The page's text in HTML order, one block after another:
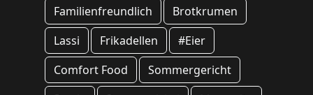
Familienfreundlich
Brotkrumen
Lassi
Frikadellen
#Eier
Comfort Food
Sommergericht